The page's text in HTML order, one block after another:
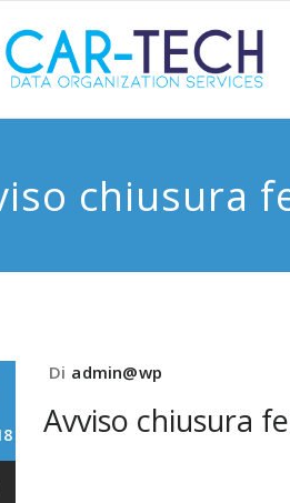
chiusura
Di admin@wp
Avviso chiusura